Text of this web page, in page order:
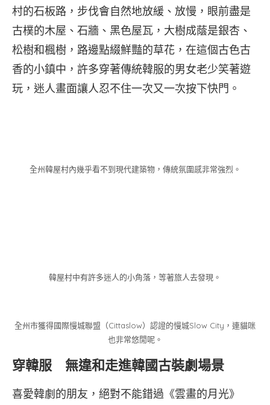
村的石板路，步伐會自然地放緩、放慢，眼前盡是
古樸的木屋、石牆、黑色屋瓦，大樹成蔭是銀杏、
松樹和楓樹，路邊點綴鮮豔的草花，在這個古色古
香的小鎮中，許多穿著傳統韓服的男女老少笑著遊
玩，迷人畫面讓人忍不住一次又一次按下快門。
全州韓屋村內幾乎看不到現代建築物，傳統氛圍感非常強烈。
韓屋村中有許多迷人的小角落，等著旅人去發現。
全州市獲得國際慢城聯盟（Cittaslow）認證的慢城Slow City，連貓咪
也非常悠閒呢。
穿韓服 無違和走進韓國古裝劇場景
喜愛韓劇的朋友，絕對不能錯過《雲畫的月光》